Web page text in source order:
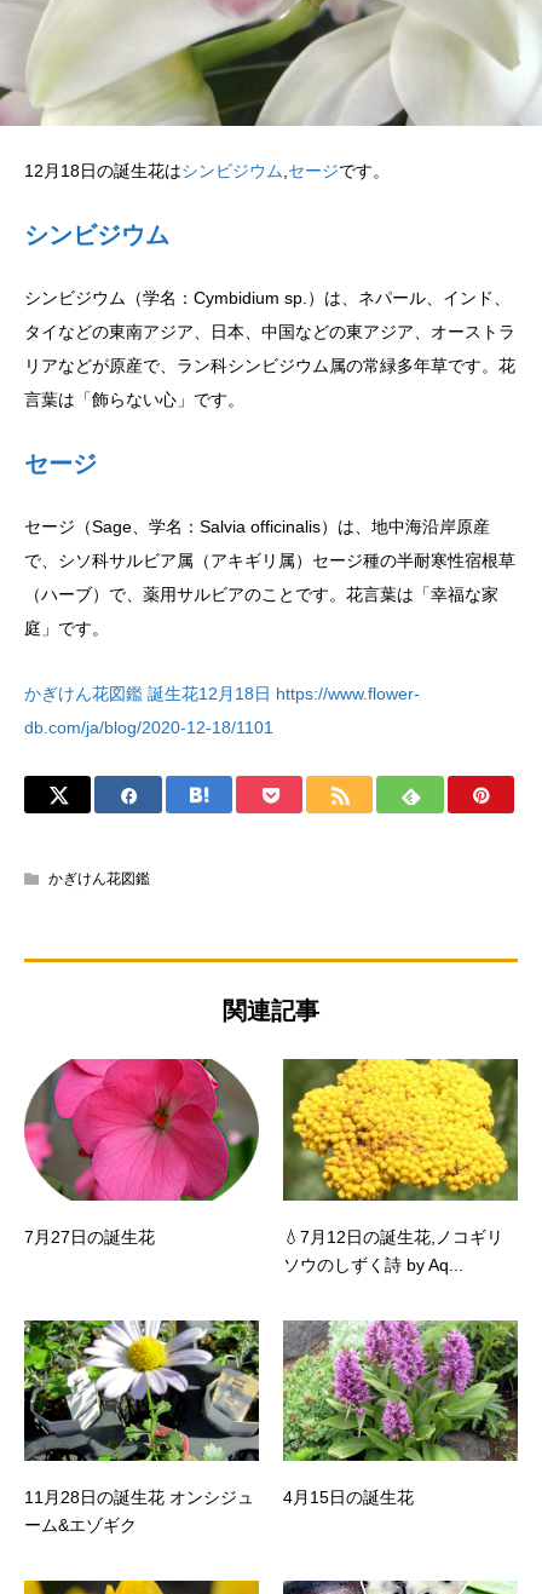
12月18日の誕生花はシンビジウム セージです。
シンビジウム
シンビジウム（学名：Cymbidium sp.）は、ネパール、インド、
タイなどの東南アジア、日本、中国などの東アジア、オーストラ
リアなどが原産で、ラン科シンビジウム属の常緑多年草です。花
言葉は「飾らない心」です。
セージ
セージ（Sage、学名：Salvia officinalis）は、地中海沿岸原産
で、シソ科サルビア属（アキギリ属）セージ種の半耐寒性宿根草
（ハーブ）で、薬用サルビアのことです。花言葉は「幸福な家
庭」です。
かぎけん花図鑑 誕生花12月18日 https://www.flower-
db.com/ja/blog/2020-12-18/1101
かぎけん花図鑑
関連記事
7月27日の誕生花
💧7月12日の誕生花,ノコギリ
ソウのしずく詩 by Aq...
11月28日の誕生花 オンシジュ
ーム&エゾギク
4月15日の誕生花